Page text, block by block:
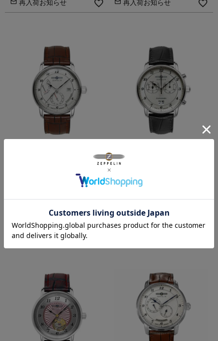
再入荷お知らせ 再入荷お知らせ
在庫切れ
再入荷お知らせ
Friedrichshafen
75,900
在庫切れ
再入荷お知らせ